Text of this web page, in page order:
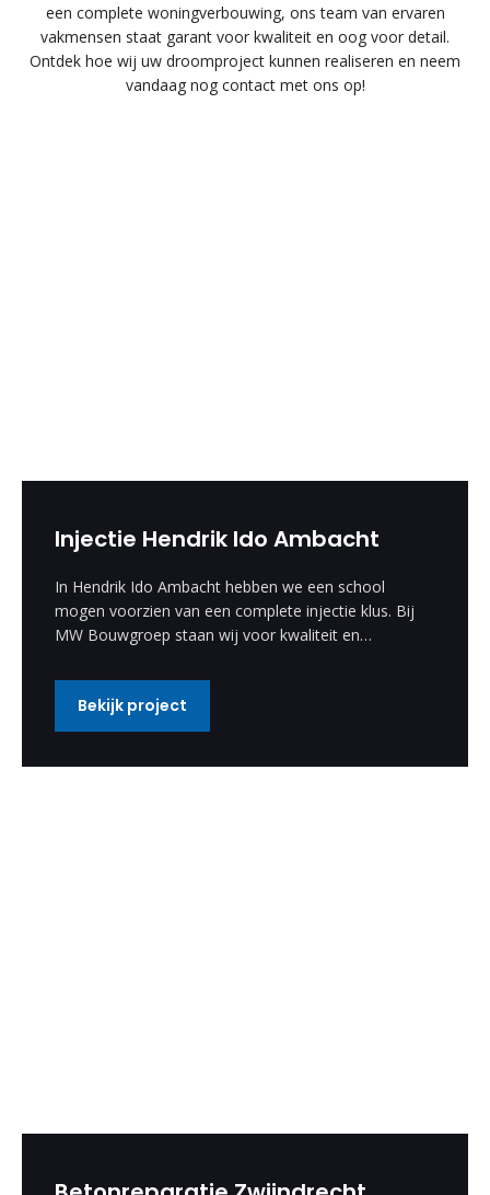
een complete woningverbouwing, ons team van ervaren
vakmensen staat garant voor kwaliteit en oog voor detail.
Ontdek hoe wij uw droomproject kunnen realiseren en neem
vandaag nog contact met ons op!
Injectie Hendrik Ido Ambacht
In Hendrik Ido Ambacht hebben we een school
mogen voorzien van een complete injectie klus. Bij
MW Bouwgroep staan wij voor kwaliteit en
Bekijk project